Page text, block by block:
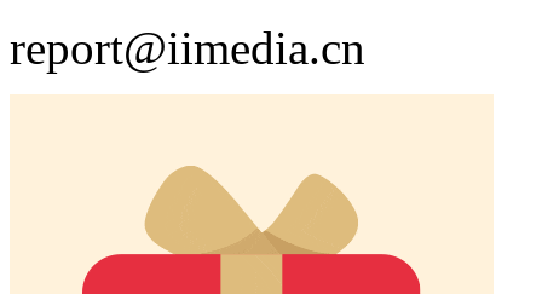
report@iimedia.cn